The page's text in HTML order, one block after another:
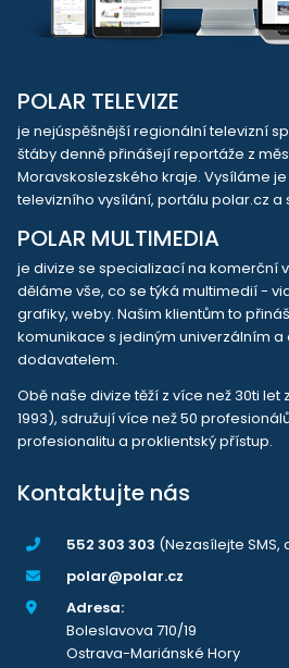
POLAR TELEVIZE
je nejúspěšnější regionální televizní
štáby denně přinášejí reportáže z
Moravskoslezského kraje. Vysíláme
televizního vysílání, portálu polar.cz a
POLAR MULTIMEDIA
je divize se specializací na komerční
děláme vše, co se týká multimedií -
grafiky, weby. Našim klientům to
komunikace s jediným univerzálním a
dodavatelem.
Obě naše divize těží z více než 30ti
1993), sdružují více než 50
profesionalitu a proklientský přístup.
Kontaktujte nás
552 303 303 (Nezasílejte SMS,
polar@polar.cz
Adresa:
Boleslavova 710/19
Ostrava-Mariánské Hory